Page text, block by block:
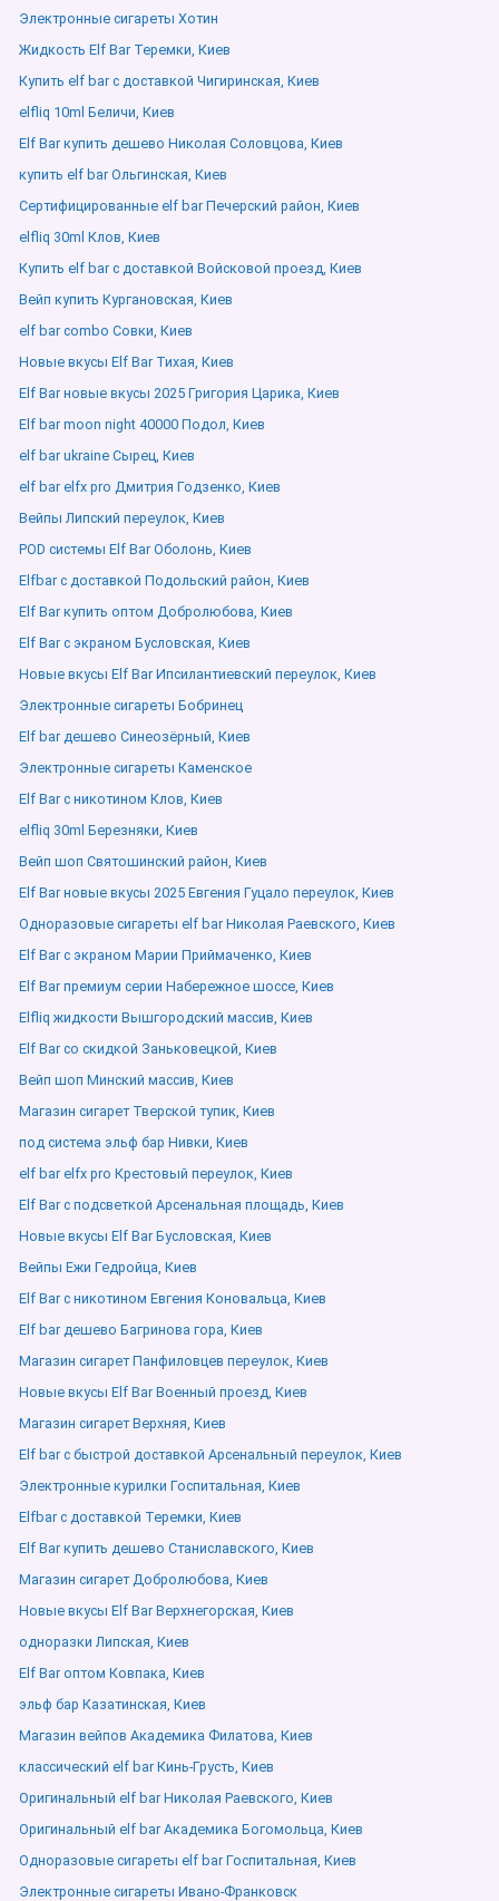
Электронные сигареты Хотин
Жидкость Elf Bar Теремки, Киев
Купить elf bar с доставкой Чигиринская, Киев
elfliq 10ml Беличи, Киев
Elf Bar купить дешево Николая Соловцова, Киев
купить elf bar Ольгинская, Киев
Сертифицированные elf bar Печерский район, Киев
elfliq 30ml Клов, Киев
Купить elf bar с доставкой Войсковой проезд, Киев
Вейп купить Кургановская, Киев
elf bar combo Совки, Киев
Новые вкусы Elf Bar Тихая, Киев
Elf Bar новые вкусы 2025 Григория Царика, Киев
Elf bar moon night 40000 Подол, Киев
elf bar ukraine Сырец, Киев
elf bar elfx pro Дмитрия Годзенко, Киев
Вейпы Липский переулок, Киев
POD системы Elf Bar Оболонь, Киев
Elfbar с доставкой Подольский район, Киев
Elf Bar купить оптом Добролюбова, Киев
Elf Bar с экраном Бусловская, Киев
Новые вкусы Elf Bar Ипсилантиевский переулок, Киев
Электронные сигареты Бобринец
Elf bar дешево Синеозёрный, Киев
Электронные сигареты Каменское
Elf Bar с никотином Клов, Киев
elfliq 30ml Березняки, Киев
Вейп шоп Святошинский район, Киев
Elf Bar новые вкусы 2025 Евгения Гуцало переулок, Киев
Одноразовые сигареты elf bar Николая Раевского, Киев
Elf Bar с экраном Марии Приймаченко, Киев
Elf Bar премиум серии Набережное шоссе, Киев
Elfliq жидкости Вышгородский массив, Киев
Elf Bar со скидкой Заньковецкой, Киев
Вейп шоп Минский массив, Киев
Магазин сигарет Тверской тупик, Киев
под система эльф бар Нивки, Киев
elf bar elfx pro Крестовый переулок, Киев
Elf Bar с подсветкой Арсенальная площадь, Киев
Новые вкусы Elf Bar Бусловская, Киев
Вейпы Ежи Гедройца, Киев
Elf Bar с никотином Евгения Коновальца, Киев
Elf bar дешево Багринова гора, Киев
Магазин сигарет Панфиловцев переулок, Киев
Новые вкусы Elf Bar Военный проезд, Киев
Магазин сигарет Верхняя, Киев
Elf bar с быстрой доставкой Арсенальный переулок, Киев
Электронные курилки Госпитальная, Киев
Elfbar с доставкой Теремки, Киев
Elf Bar купить дешево Станиславского, Киев
Магазин сигарет Добролюбова, Киев
Новые вкусы Elf Bar Верхнегорская, Киев
одноразки Липская, Киев
Elf Bar оптом Ковпака, Киев
эльф бар Казатинская, Киев
Магазин вейпов Академика Филатова, Киев
классический elf bar Кинь-Грусть, Киев
Оригинальный elf bar Николая Раевского, Киев
Оригинальный elf bar Академика Богомольца, Киев
Одноразовые сигареты elf bar Госпитальная, Киев
Электронные сигареты Ивано-Франковск